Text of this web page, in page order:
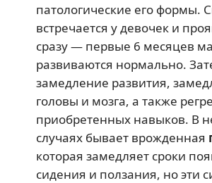
патологические его формы.
встречается у девочек и
сразу — первые 6 месяцев
развиваются нормально.
замедление развития,
головы и мозга, а также
приобретенных навыков. В
случаях бывает врожденная
которая замедляет сроки
сидения и ползания, но эти